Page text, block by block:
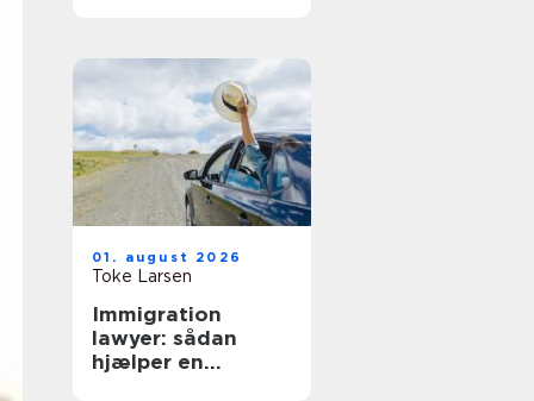
01. august 2026
Toke Larsen
Immigration
lawyer: sådan
hjælper en